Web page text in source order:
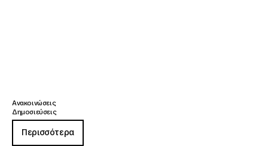
Ανακοινώσεις
Δημοσιεύσεις
Περισσότερα